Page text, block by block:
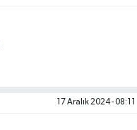
17 Aralık 2024 - 08:11